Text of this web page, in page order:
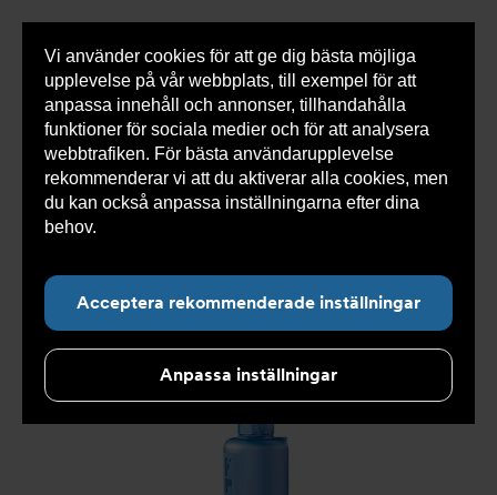
Vi använder cookies för att ge dig bästa möjliga
upplevelse på vår webbplats, till exempel för att
anpassa innehåll och annonser, tillhandahålla
funktioner för sociala medier och för att analysera
webbtrafiken. För bästa användarupplevelse
rekommenderar vi att du aktiverar alla cookies, men
du kan också anpassa inställningarna efter dina
behov.
Acceptera rekommenderade inställningar
Anpassa inställningar
0 varorSnabborder
Du
här:
Armatec > Produkter > Tryckavsäkring
>
Industriella säkerhetsventiler
> High performance
>
Säkerhetsventil AT 4543-
>
Säkerhetsventil AT 4543-4-